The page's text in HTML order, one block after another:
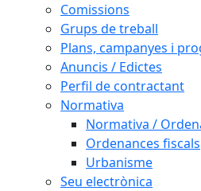
Comissions
Grups de treball
Plans, campanyes i
Anuncis / Edictes
Perfil de contractant
Normativa
Normativa /
Ordenances fiscals
Urbanisme
Seu electrònica